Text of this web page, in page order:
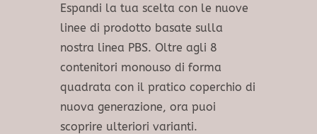
Espandi la tua scelta con le nuove
linee di prodotto basate sulla
nostra linea PBS. Oltre agli 8
contenitori monouso di forma
quadrata con il pratico coperchio di
nuova generazione, ora puoi
scoprire ulteriori varianti.